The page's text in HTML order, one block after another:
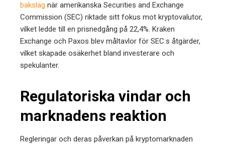
bakslag när amerikanska Securities and Exchange
Commission (SEC) riktade sitt fokus mot kryptovalutor,
vilket ledde till en prisnedgång på 22,4%. Kraken
Exchange och Paxos blev måltavlor för SEC:s åtgärder,
vilket skapade osäkerhet bland investerare och
spekulanter.
Regulatoriska vindar och
marknadens reaktion
Regleringar och deras påverkan på kryptomarknaden